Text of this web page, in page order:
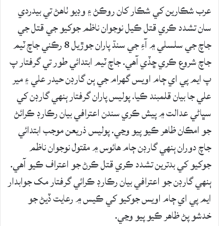
عرب شڪارين کي شڪار کان روڪڻ ۽ وڊيو ٺاھڻ تي بيدردي
سان تشدد ڪري قتل ڪيل نوجوان ناظم جوکيو جي قتل جي
جاچ جي سلسلي ۾ آءِ جي سنڌ پاران جوڙيل 8 رڪني جاچ ٽيم
جاچ شروع ڪري ڇڏي آھي. جاچ ٽيم ابتدائي طور تي گرفتار پ
پ ايم پي اي ڄام اويس گهرام جي ٻن گارڊن حيدر علي ۽ مير
علي جا بيان قلمبند ڪيا. پوليس پاران گرفتار ٻنھي گارڊن کي
سڀاڻي عدالت ۾ پيش ڪري سندن اعترافي بيان رڪارڊ ڪرائڻ
جو امڪان ظاھر ڪيو پيو وڃي. پوليس ذريعن موجب ابتدائي
جاچ دوران ٻنھي گارڊن ڄام هائوس ۾ مقتول نوجوان ناظم
جوکيو کي بدترين تشدد ڪري قتل ڪرڻ جو اعتراف ڪيو آھي.
ٻنھي گارڊن جو اعترافي بيان رڪارڊ ڪرائي گرفتار مک جوابدار
ايم پي اي ڄام اويس جوکيو کي ڪيس ۾ رعايت ڏيڻ جو
خدشو پڻ ظاھر ڪيو پيو وڃي.